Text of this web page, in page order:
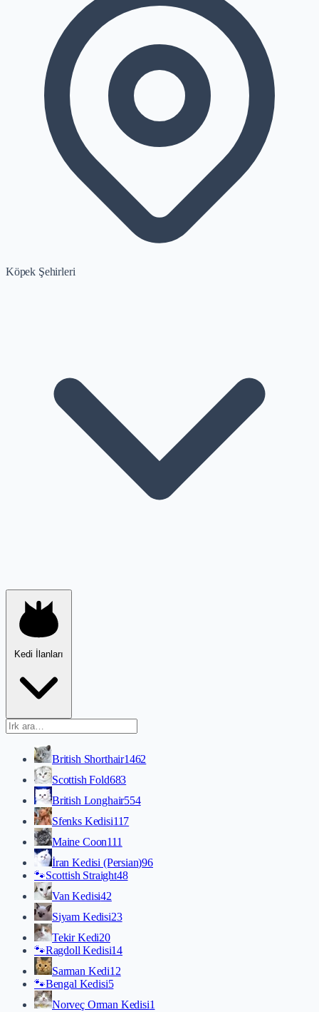
Köpek Şehirleri
Kedi İlanları
British Shorthair1462
Scottish Fold683
British Longhair554
Sfenks Kedisi117
Maine Coon111
İran Kedisi (Persian)96
🐾Scottish Straight48
Van Kedisi42
Siyam Kedisi23
Tekir Kedi20
🐾Ragdoll Kedisi14
Sarman Kedi12
🐾Bengal Kedisi5
Norveç Orman Kedisi1